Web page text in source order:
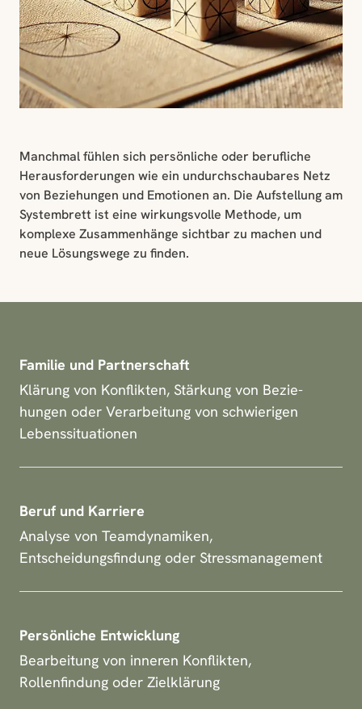
Manchmal fühlen sich persönliche oder berufliche
Herausforderungen wie ein undurchschaubares Netz
von Beziehungen und Emotionen an. Die Aufstellung am
Systembrett ist eine wirkungsvolle Methode, um
komplexe Zusammenhänge sichtbar zu machen und
neue Lösungswege zu finden.
Familie und Partnerschaft
Klärung von Konflikten, Stärkung von Bezie-
hungen oder Verarbeitung von schwierigen
Lebenssituationen
Beruf und Karriere
Analyse von Teamdynamiken,
Entscheidungsfindung oder Stressmanagement
Persönliche Entwicklung
Bearbeitung von inneren Konflikten,
Rollenfindung oder Zielklärung